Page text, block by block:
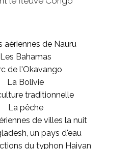
aériennes de Nauru
Les Bahamas
de l'Okavango
La Bolivie
traditionnelle
La pêche
de villes la nuit
un pays d'eau
du typhon Haiyan